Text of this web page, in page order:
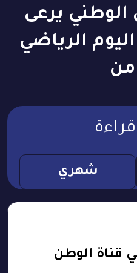
يرعى
الرياضي
قراءة
شهري
قناة الوطن